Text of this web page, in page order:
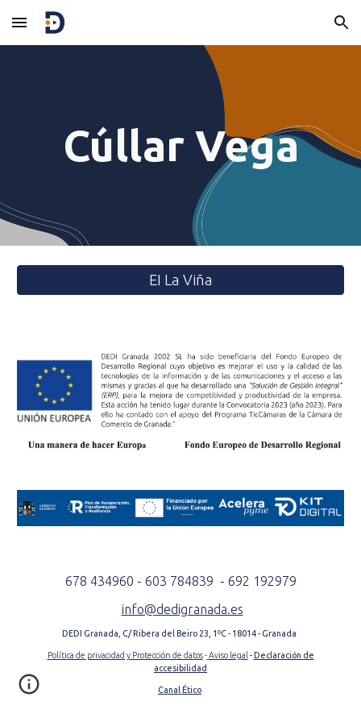
Skip to main content Skip to navigation
Cúllar Vega
EI La Viña
678 434960 - 603 784839 - 692 192979
info@dedigranada.es
DEDI Granada, C/ Ribera del Beiro 23, 1ºC - 18014 - Granada
Política de privacidad y Protección de datos- Aviso legal -Declaración de
accesibilidad
Canal Ético